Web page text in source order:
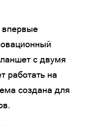
впервые
с двумя
работать на
создана для